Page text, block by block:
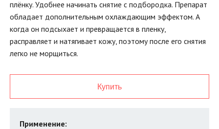
плёнку. Удобнее начинать снятие с подбородка. Препарат
обладает дополнительным охлаждающим эффектом. А
когда он подсыхает и превращается в пленку,
расправляет и натягивает кожу, поэтому после его снятия
легко не морщиться.
Купить
Применение: